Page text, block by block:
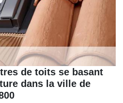
de toits se basant
dans la ville de